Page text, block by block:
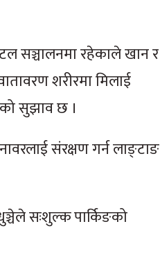
सञ्चालनमा रहेकाले खान र
शरीरमा मिलाई
सुझाव छ ।
संरक्षण गर्न लाङ्टाङ
सःशुल्क पार्किङको